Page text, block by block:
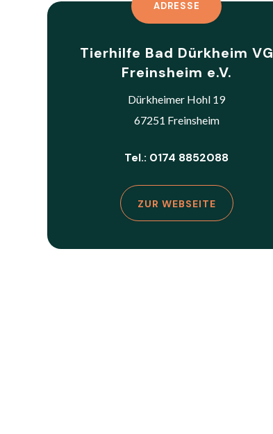
ADRESSE
Tierhilfe Bad Dürkheim VG
Freinsheim e.V.
Dürkheimer Hohl 19
67251 Freinsheim
Tel.: 0174 8852088
ZUR WEBSEITE